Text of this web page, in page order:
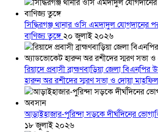
সিদ্ধিরগঞ্জ থানার ওসি এমদাদুল যোগদানের
বাণিজ্য তুঙ্গে২০ জুলাই ২০২৬
রিয়াদে প্রবাসী ব্রাহ্মণবাড়িয়া জেলা
হারুন অর রশীদের স্মরণ সভা ও দোয়া মাহফিল
আড়াইহাজার-পুরিন্দা সড়কে দীর্ঘদিনের
১৮ জুলাই ২০২৬